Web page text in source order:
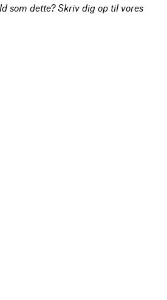
som dette? Skriv dig op til vores